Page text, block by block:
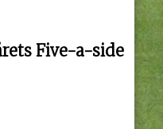
Five-a-side